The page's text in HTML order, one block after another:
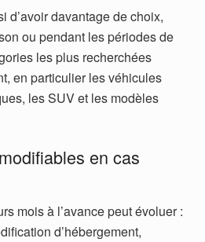
d’avoir davantage de choix,
ou pendant les périodes de
les plus recherchées
en particulier les véhicules
les SUV et les modèles
en cas
mois à l’avance peut évoluer :
d’hébergement,